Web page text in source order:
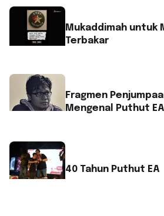
Mukaddimah untuk
Terbakar
Fragmen
Mengenal Puthut EA
40 Tahun Puthut EA